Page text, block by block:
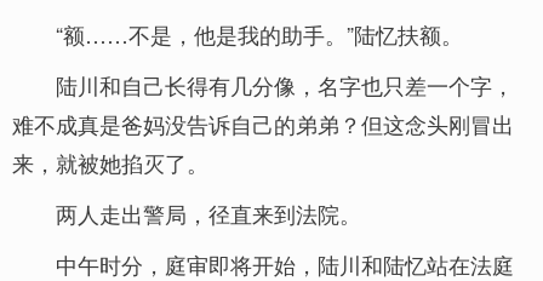
“额……不是，他是我的助手。”陆忆扶额。
陆川和自己长得有几分像，名字也只差一个字，
难不成真是爸妈没告诉自己的弟弟？但这念头刚冒出
来，就被她掐灭了。
两人走出警局，径直来到法院。
中午时分，庭审即将开始，陆川和陆忆站在法庭